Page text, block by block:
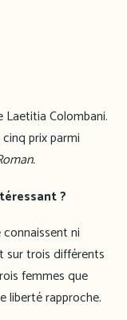
Laetitia Colombani.
prix parmi
?
ni
sur trois différents
femmes que
liberté rapproche.